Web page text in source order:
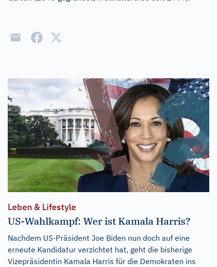
Leben & Lifestyle
US-Wahlkampf: Wer ist Kamala Harris?
Nachdem US-Präsident Joe Biden nun doch auf eine
erneute Kandidatur verzichtet hat, geht die bisherige
Vizepräsidentin Kamala Harris für die Demokraten ins